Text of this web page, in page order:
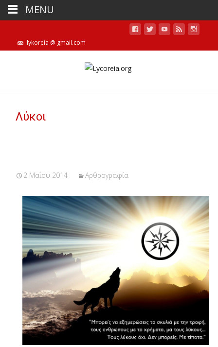
lykoreia @ gmail.com
Λύκοι
2 Μαΐου 2014 Αρθρογραφία
MENU